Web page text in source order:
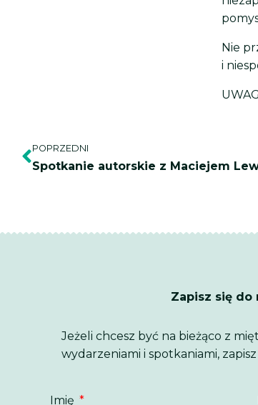
Nie
i
Prev
POPRZEDNI
Spotkanie autorskie z Maciejem
Zapisz się do
Jeżeli chcesz być na bieżąco z
wydarzeniami i spotkaniami,
Imię